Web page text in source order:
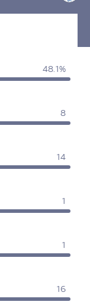
48.1%
8
14
1
1
16